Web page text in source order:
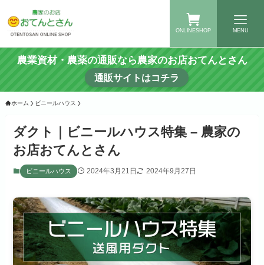
ONLINESHOP MENU
農業資材・農薬の通販なら農家のお店おてんとさん
通販サイトはコチラ
ホーム ビニールハウス
ダクト｜ビニールハウス特集 – 農家の
お店おてんとさん
ビニールハウス 2024年3月21日 2024年9月27日